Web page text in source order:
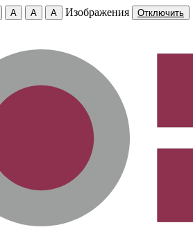
A A A Изображения Отключить